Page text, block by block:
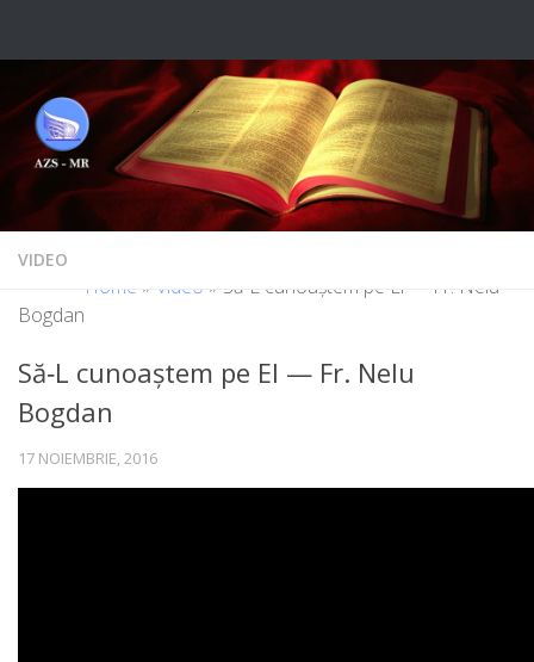
VIDEO
Home » Video » Să‑L cunoaștem pe El — Fr. Nelu
Bogdan
Să‑L cunoaștem pe El — Fr. Nelu
Bogdan
17 NOIEMBRIE, 2016